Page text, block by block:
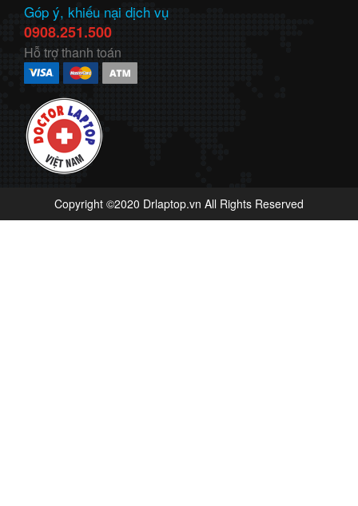
Góp ý, khiếu nại dịch vụ
0908.251.500
Hỗ trợ thanh toán
Copyright ©2020 Drlaptop.vn All Rights Reserved